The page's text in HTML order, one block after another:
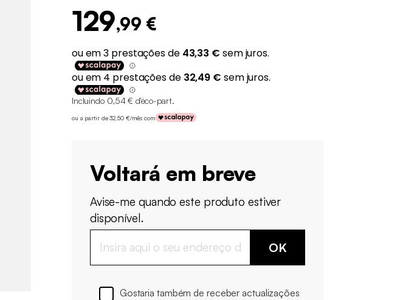
129,99 €
Incluindo 0,54 € d'éco-part.
ou a partir de 32,50 €/mês com
Voltará em breve
Avise-me quando este produto estiver
disponível.
OK
Gostaria também de receber actualizações